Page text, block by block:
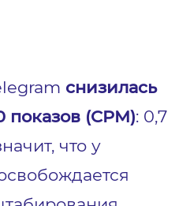
снизилась
показов (CPM): 0,7
что у